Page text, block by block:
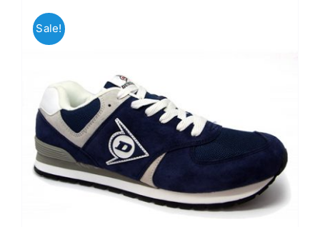
may
be
chosen
on
the
product
page
Sale!